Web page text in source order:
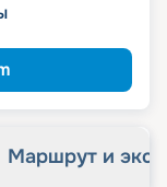
Маршрут и